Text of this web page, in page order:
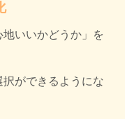
いいかどうか」を
ができるようにな